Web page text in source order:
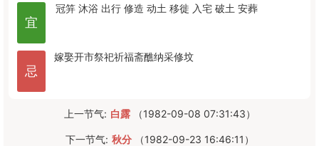
宜
冠笄 沐浴 出行 修造 动土 移徙 入宅 破土 安葬
忌
嫁娶开市祭祀祈福斋醮纳采修坟
上一节气: 白露 （1982-09-08 07:31:43）
下一节气: 秋分 （1982-09-23 16:46:11）